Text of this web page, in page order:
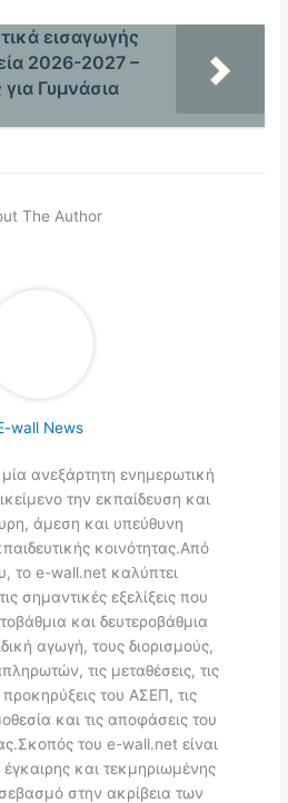
εισαγωγής
2026-2027 –
Γυμνάσια
The Author
wall News
ανεξάρτητη ενημερωτική
την εκπαίδευση και
άμεση και υπεύθυνη
κοινότητας.Από
το e-wall.net καλύπτει
σημαντικές εξελίξεις που
και δευτεροβάθμια
αγωγή, τους διορισμούς,
τις μεταθέσεις, τις
του ΑΣΕΠ, τις
και τις αποφάσεις του
του e-wall.net είναι
και τεκμηριωμένης
στην ακρίβεια των